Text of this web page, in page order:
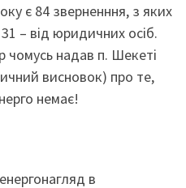
є 84 зверненння, з яких
– від юридичних осіб.
надав п. Шекеті
висновок) про те,
немає!
в